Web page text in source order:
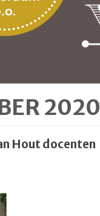
2020
Hout docenten